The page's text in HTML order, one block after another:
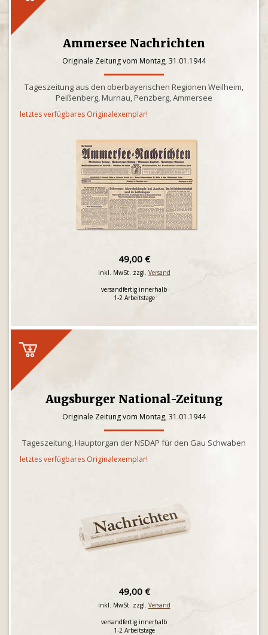
Ammersee Nachrichten
Originale Zeitung vom Montag, 31.01.1944
Tageszeitung aus den oberbayerischen Regionen Weilheim,
Peißenberg, Murnau, Penzberg, Ammersee
letztes verfügbares Originalexemplar!
49,00 €
inkl. MwSt. zzgl. Versand
versandfertig innerhalb
1-2 Arbeitstage
Augsburger National-Zeitung
Originale Zeitung vom Montag, 31.01.1944
Tageszeitung, Hauptorgan der NSDAP für den Gau Schwaben
letztes verfügbares Originalexemplar!
49,00 €
inkl. MwSt. zzgl. Versand
versandfertig innerhalb
1-2 Arbeitstage